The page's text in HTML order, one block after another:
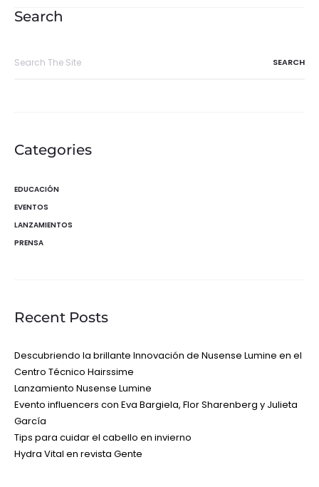
entradas
Search
Categories
EDUCACIÓN
EVENTOS
LANZAMIENTOS
PRENSA
Recent Posts
Descubriendo la brillante Innovación de Nusense Lumine en el
Centro Técnico Hairssime
Lanzamiento Nusense Lumine
Evento influencers con Eva Bargiela, Flor Sharenberg y Julieta
García
Tips para cuidar el cabello en invierno
Hydra Vital en revista Gente